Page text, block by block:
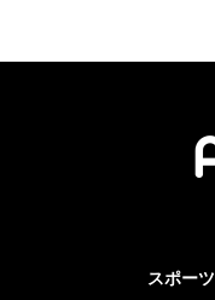
スポーツ